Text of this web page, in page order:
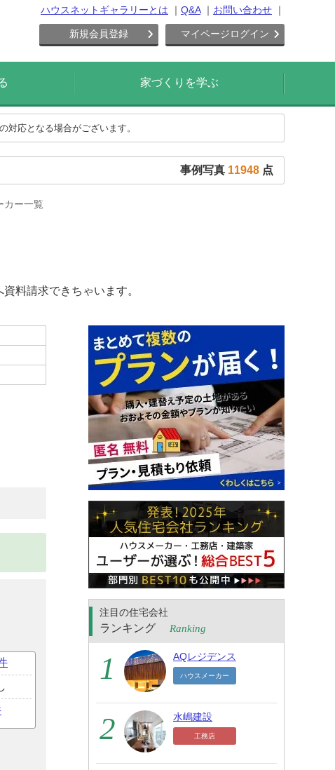
ハウスネットギャラリーとは Q&A お問い合わせ
新規会員登録 マイページログイン
家づくりを学ぶ
対応となる場合がございます。
事例写真 11948 点
カー一覧
料請求できちゃいます。
注目の住宅会社
ランキング Ranking
AQレジデンス
ハウスメーカー
水嶋建設
工務店